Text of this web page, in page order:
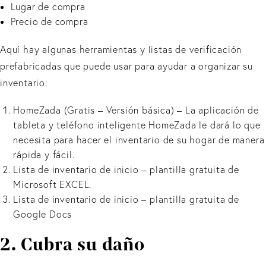
Lugar de compra
Precio de compra
Aquí hay algunas herramientas y listas de verificación
prefabricadas que puede usar para ayudar a organizar su
inventario:
HomeZada (Gratis – Versión básica) – La aplicación de
tableta y teléfono inteligente HomeZada le dará lo que
necesita para hacer el inventario de su hogar de manera
rápida y fácil.
Lista de inventario de inicio – plantilla gratuita de
Microsoft EXCEL.
Lista de inventario de inicio – plantilla gratuita de
Google Docs
2. Cubra su daño